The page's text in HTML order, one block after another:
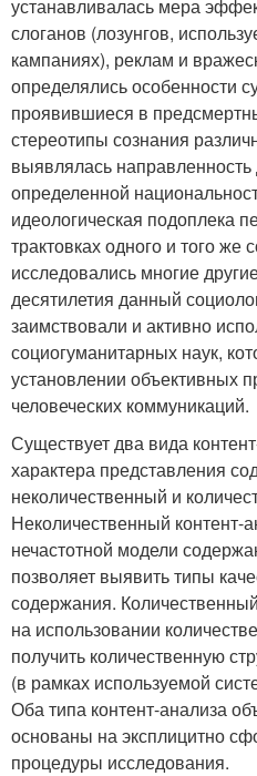
устанавливалась мера
слоганов (лозунгов,
кампаниях), реклам и
определялись особенности
проявившиеся в
стереотипы сознания
выявлялась
определенной
идеологическая подоплека
трактовках одного и того
исследовались многие
десятилетия данный
заимствовали и активно
социогуманитарных наук,
установлении объективных
человеческих коммуникаций.
Существует два вида
характера представления
неколичественный и
Неколичественный контент-
нечастотной модели
позволяет выявить типы
содержания.
на использовании
получить количественную
(в рамках используемой
Оба типа контент-анализа
основаны на эксплицитно
процедуры исследования.